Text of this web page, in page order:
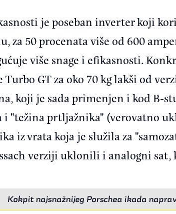
je poseban inverter koji
za 50 procenata više od 600
više snage i efikasnosti.
GT za oko 70 kg lakši od
koji je sada primenjen i kod B-
i "težina prtljažnika" (verovatno
iz vrata koja je služila za
verziji uklonili i analogni
Kokpit najsnažnijeg Porschea ikada